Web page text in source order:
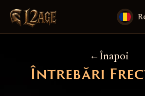
Înapoi
Întrebări